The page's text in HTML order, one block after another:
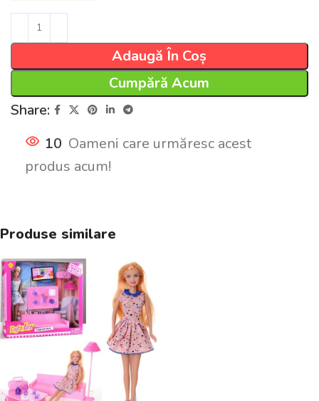
Adaugă În Coș
Cumpără Acum
Share:
10 Oameni care urmăresc acest
produs acum!
Produse similare